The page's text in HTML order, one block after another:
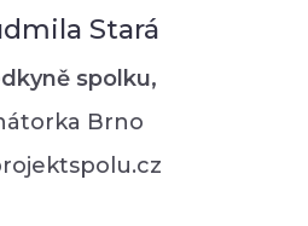
NÁS
Stará
spolku,
Brno